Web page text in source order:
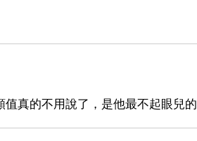
真的不用說了，是他最不起眼兒